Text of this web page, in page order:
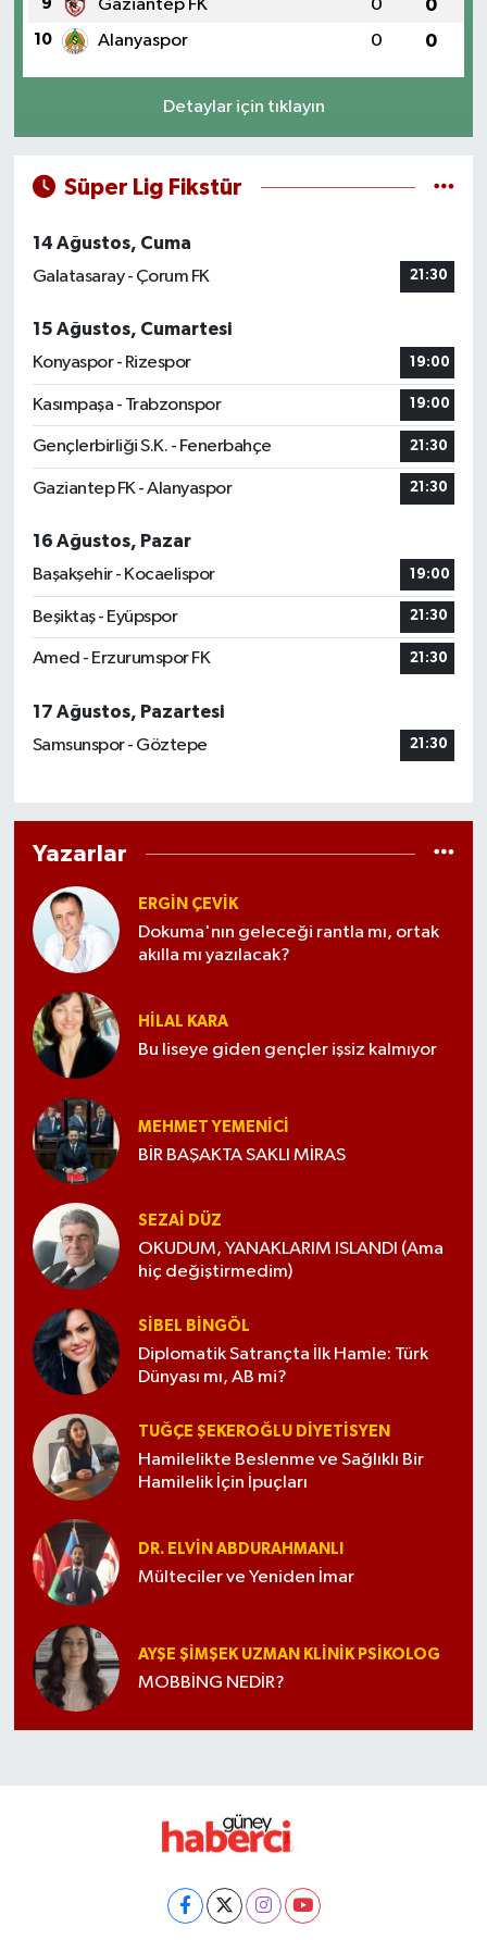
9 Gaziantep FK 0 0
10 Alanyaspor 0 0
Detaylar için tıklayın
Süper Lig Fikstür
14 Ağustos, Cuma
Galatasaray - Çorum FK
21:30
15 Ağustos, Cumartesi
Konyaspor - Rizespor
19:00
Kasımpaşa - Trabzonspor 19:00
Gençlerbirliği S.K. - Fenerbahçe 21:30
Gaziantep FK - Alanyaspor 21:30
16 Ağustos, Pazar
Başakşehir - Kocaelispor
19:00
Beşiktaş - Eyüpspor 21:30
Amed - Erzurumspor FK 21:30
17 Ağustos, Pazartesi
Samsunspor - Göztepe
21:30
Yazarlar
ERGIN ÇEVİK
Dokuma'nın geleceği rantla mı, ortak
akılla mı yazılacak?
HILAL KARA
Bu liseye giden gençler işsiz kalmıyor
MEHMET YEMENICI
BİR BAŞAKTA SAKLI MİRAS
SEZAI DÜZ
OKUDUM, YANAKLARIM ISLANDI (Ama
hiç değiştirmedim)
SIBEL BINGÖL
Diplomatik Satrançta İlk Hamle: Türk
Dünyası mı, AB mi?
TUĞÇE ŞEKEROĞLU DIYETISYEN
Hamilelikte Beslenme ve Sağlıklı Bir
Hamilelik İçin İpuçları
DR. ELVIN ABDURAHMANLI
Mülteciler ve Yeniden İmar
AYŞE ŞIMŞEK UZMAN KLINIK PSIKOLOG
MOBBİNG NEDİR?